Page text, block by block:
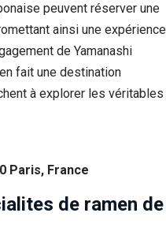
peuvent réserver une
ainsi une expérience
de Yamanashi
fait une destination
à explorer les véritables
Paris, France
de ramen de